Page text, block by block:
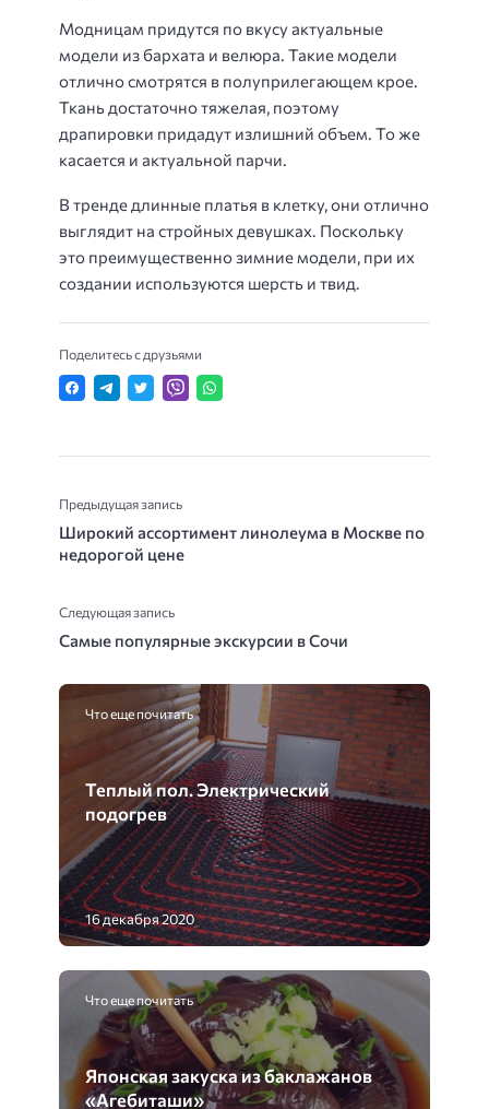
Модницам придутся по вкусу актуальные
модели из бархата и велюра. Такие модели
отлично смотрятся в полуприлегающем крое.
Ткань достаточно тяжелая, поэтому
драпировки придадут излишний объем. То же
касается и актуальной парчи.
В тренде длинные платья в клетку, они отлично
выглядит на стройных девушках. Поскольку
это преимущественно зимние модели, при их
создании используются шерсть и твид.
Поделитесь с друзьями
Предыдущая запись
Широкий ассортимент линолеума в Москве по
недорогой цене
Следующая запись
Самые популярные экскурсии в Сочи
Что еще почитать
Теплый пол. Электрический
подогрев
16 декабря 2020
Что еще почитать
Японская закуска из баклажанов
«Агебиташи»